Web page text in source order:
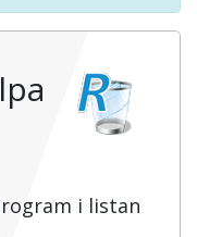
i listan